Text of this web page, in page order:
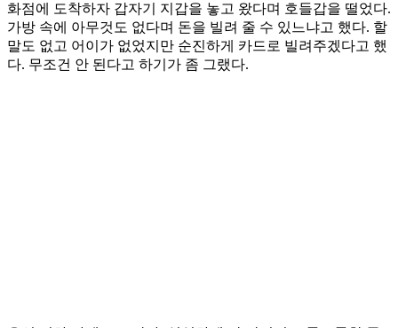
화점에 도착하자 갑자기 지갑을 놓고 왔다며 호들갑을 떨었다.
가방 속에 아무것도 없다며 돈을 빌려 줄 수 있느냐고 했다. 할
말도 없고 어이가 없었지만 순진하게 카드로 빌려주겠다고 했
다. 무조건 안 된다고 하기가 좀 그랬다.